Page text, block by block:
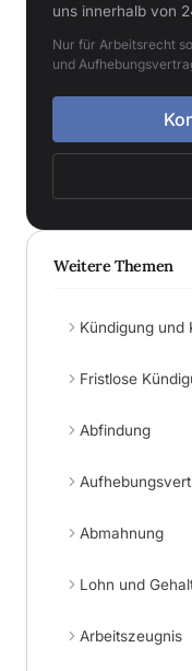
uns innerhalb von
Nur für Arbeitsrecht
und
Weitere Themen
Kündigung und
Fristlose
Abfindung
Abmahnung
Lohn und
Arbeitszeugnis